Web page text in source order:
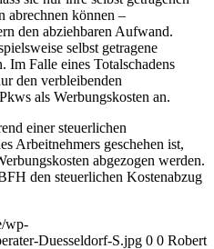
abrechnen können –
den abziehbaren Aufwand.
selbst getragene
Im Falle eines Totalschadens
den verbleibenden
als Werbungskosten an.
einer steuerlichen
Arbeitnehmers geschehen ist,
abgezogen werden.
den steuerlichen Kostenabzug
wp-
Duesseldorf-S.jpg 0 0 Robert